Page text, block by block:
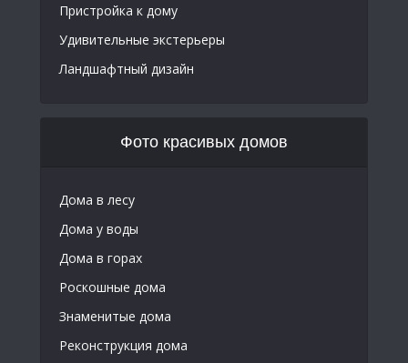
Пристройка к дому
Удивительные экстерьеры
Ландшафтный дизайн
Фото красивых домов
Дома в лесу
Дома у воды
Дома в горах
Роскошные дома
Знаменитые дома
Реконструкция дома